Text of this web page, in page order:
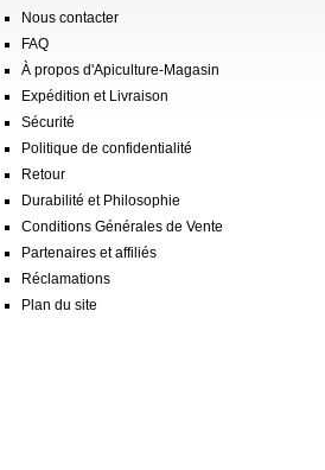
Nous contacter
FAQ
À propos d'Apiculture-Magasin
Expédition et Livraison
Sécurité
Politique de confidentialité
Retour
Durabilité et Philosophie
Conditions Générales de Vente
Partenaires et affiliés
Réclamations
Plan du site